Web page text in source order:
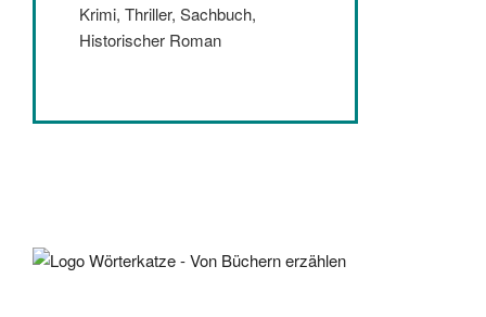
Krimi, Thriller, Sachbuch,
Historischer Roman